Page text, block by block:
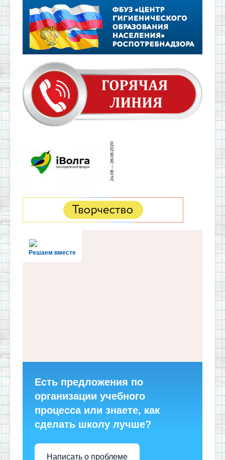
Решаем вместе
Есть предложения по
организации учебного
процесса или знаете, как
сделать школу лучше?
Написать о проблеме